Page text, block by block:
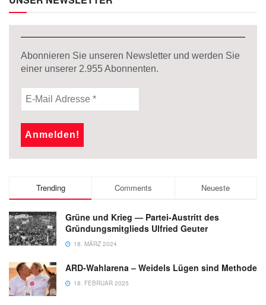
Abonnieren Sie unseren Newsletter und werden Sie
einer unserer 2.955Abonnenten.
Trending Comments Neueste
Grüne und Krieg — Partei-Austritt des
Gründungsmitglieds Ulfried Geuter
18. MÄRZ 2024
ARD-Wahlarena – Weidels Lügen sind Methode
18. FEBRUAR 2025